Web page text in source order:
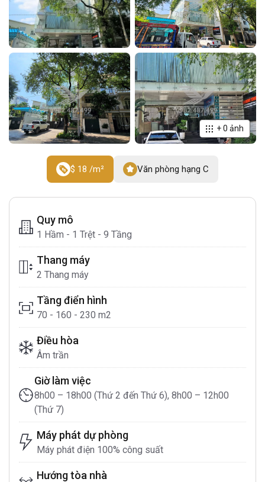
+0 ảnh
$ 18 /m² Văn phòng hạng C
Quy mô
1 Hầm - 1 Trệt - 9 Tầng
Thang máy
2 Thang máy
Tầng điển hình
70 - 160 - 230 m2
Điều hòa
Âm trần
Giờ làm việc
8h00 – 18h00 (Thứ 2 đến Thứ 6), 8h00 – 12h00
(Thứ 7)
Máy phát dự phòng
Máy phát điện 100% công suất
Hướng tòa nhà